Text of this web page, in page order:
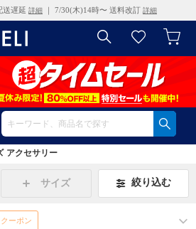
送遅延 詳細 ｜ 7/30(木)14時〜 送料改訂 詳細
アクセサリー
サイズ 絞り込む
クーポン